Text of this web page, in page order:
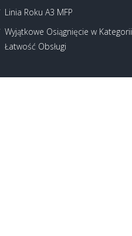
Linia Roku A3 MFP
Wyjątkowe Osiągnięcie w Kategorii
Łatwość Obsługi